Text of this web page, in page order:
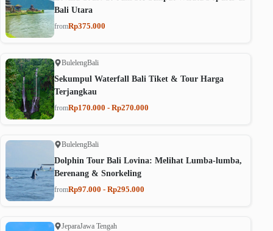
Bali Utara
fromRp375.000
BulelengBali
Sekumpul Waterfall Bali Tiket & Tour Harga
Terjangkau
fromRp170.000 - Rp270.000
BulelengBali
Dolphin Tour Bali Lovina: Melihat Lumba-lumba,
Berenang & Snorkeling
fromRp97.000 - Rp295.000
JeparaJawa Tengah